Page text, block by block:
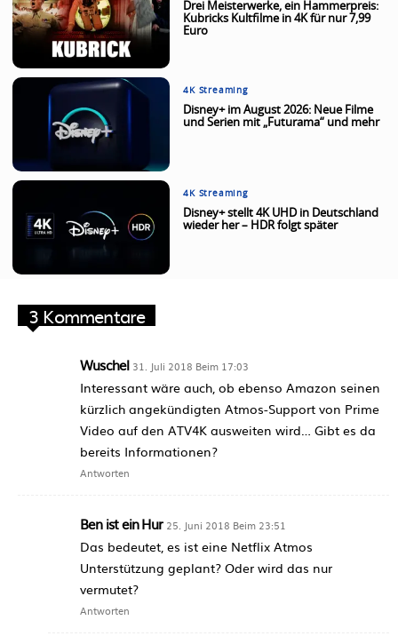
Drei Meisterwerke, ein Hammerpreis:
Kubricks Kultfilme in 4K für nur 7,99
Euro
4K Streaming
Disney+ im August 2026: Neue Filme
und Serien mit „Futurama“ und mehr
4K Streaming
Disney+ stellt 4K UHD in Deutschland
wieder her – HDR folgt später
3 Kommentare
Wuschel 31. Juli 2018 Beim 17:03
Interessant wäre auch, ob ebenso Amazon seinen
kürzlich angekündigten Atmos-Support von Prime
Video auf den ATV4K ausweiten wird… Gibt es da
bereits Informationen?
Antworten
Ben ist ein Hur 25. Juni 2018 Beim 23:51
Das bedeutet, es ist eine Netflix Atmos
Unterstützung geplant? Oder wird das nur
vermutet?
Antworten